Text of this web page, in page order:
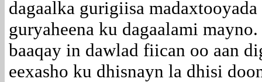
dagaalka gurigiisa
guryaheena ku dagaalami
baaqay in dawlad fiican oo aan
eexasho ku dhisnayn la dhisi